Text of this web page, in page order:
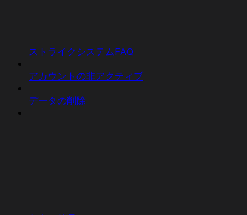
ストライクシステムFAQ
アカウントの非アクティブ
データの削除